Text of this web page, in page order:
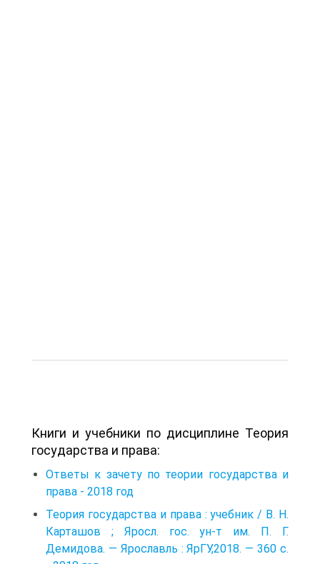
Книги и учебники по дисциплине Теория
государства и права:
Ответы к зачету по теории государства и
права - 2018 год
Теория государства и права : учебник / В. Н.
Карташов ; Яросл. гос. ун-т им. П. Г.
Демидова. — Ярославль : ЯрГУ,2018. — 360 с.